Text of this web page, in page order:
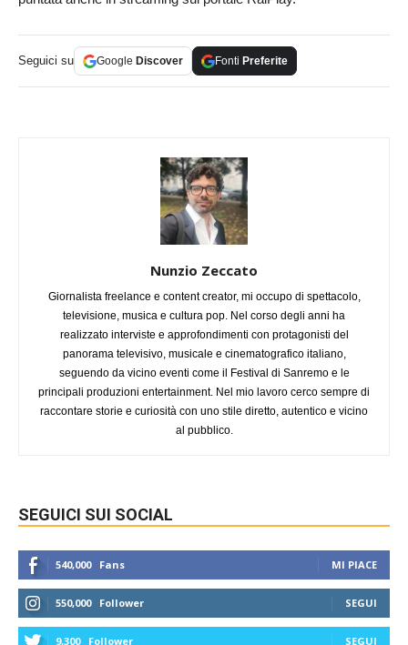
Seguici su Google Discover Fonti Preferite
Nunzio Zeccato
Giornalista freelance e content creator, mi occupo di spettacolo,
televisione, musica e cultura pop. Nel corso degli anni ha
realizzato interviste e approfondimenti con protagonisti del
panorama televisivo, musicale e cinematografico italiano,
seguendo da vicino eventi come il Festival di Sanremo e le
principali produzioni entertainment. Nel mio lavoro cerco sempre di
raccontare storie e curiosità con uno stile diretto, autentico e vicino
al pubblico.
SEGUICI SUI SOCIAL
540,000 Fans MI PIACE
550,000 Follower SEGUI
9,300 Follower SEGUI